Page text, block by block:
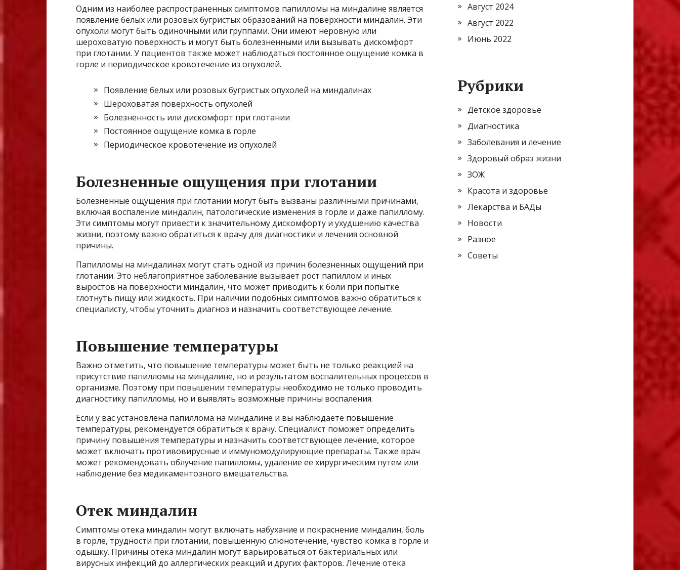
Одним из наиболее распространенных симптомов папилломы на миндалине является
появление белых или розовых бугристых образований на поверхности миндалин. Эти
опухоли могут быть одиночными или группами. Они имеют неровную или
шероховатую поверхность и могут быть болезненными или вызывать дискомфорт
при глотании. У пациентов также может наблюдаться постоянное ощущение комка в
горле и периодическое кровотечение из опухолей.
Появление белых или розовых бугристых опухолей на миндалинах
Шероховатая поверхность опухолей
Болезненность или дискомфорт при глотании
Постоянное ощущение комка в горле
Периодическое кровотечение из опухолей
Болезненные ощущения при глотании
Болезненные ощущения при глотании могут быть вызваны различными причинами,
включая воспаление миндалин, патологические изменения в горле и даже папиллому.
Эти симптомы могут привести к значительному дискомфорту и ухудшению качества
жизни, поэтому важно обратиться к врачу для диагностики и лечения основной
причины.
Папилломы на миндалинах могут стать одной из причин болезненных ощущений при
глотании. Это неблагоприятное заболевание вызывает рост папиллом и иных
выростов на поверхности миндалин, что может приводить к боли при попытке
глотнуть пищу или жидкость. При наличии подобных симптомов важно обратиться к
специалисту, чтобы уточнить диагноз и назначить соответствующее лечение.
Повышение температуры
Важно отметить, что повышение температуры может быть не только реакцией на
присутствие папилломы на миндалине, но и результатом воспалительных процессов в
организме. Поэтому при повышении температуры необходимо не только проводить
диагностику папилломы, но и выявлять возможные причины воспаления.
Если у вас установлена папиллома на миндалине и вы наблюдаете повышение
температуры, рекомендуется обратиться к врачу. Специалист поможет определить
причину повышения температуры и назначить соответствующее лечение, которое
может включать противовирусные и иммуномодулирующие препараты. Также врач
может рекомендовать облучение папилломы, удаление ее хирургическим путем или
наблюдение без медикаментозного вмешательства.
Отек миндалин
Симптомы отека миндалин могут включать набухание и покраснение миндалин, боль
в горле, трудности при глотании, повышенную слюнотечение, чувство комка в горле и
одышку. Причины отека миндалин могут варьироваться от бактериальных или
вирусных инфекций до аллергических реакций и других факторов. Лечение отека
Август 2024
Август 2022
Июнь 2022
Рубрики
Детское здоровье
Диагностика
Заболевания и лечение
Здоровый образ жизни
ЗОЖ
Красота и здоровье
Лекарства и БАДы
Новости
Разное
Советы